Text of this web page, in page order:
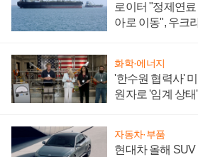
로이터 "정제연
아로 이동", 우크
화학·에너지
'한수원 협력사'
원자로 '임계 상
자동차·부품
현대차 올해